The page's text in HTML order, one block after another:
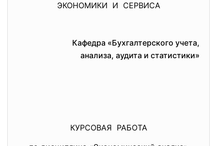
ЭКОНОМИКИ И СЕРВИСА
Кафедра «Бухгалтерского учета,
анализа, аудита и статистики»
КУРСОВАЯ РАБОТА